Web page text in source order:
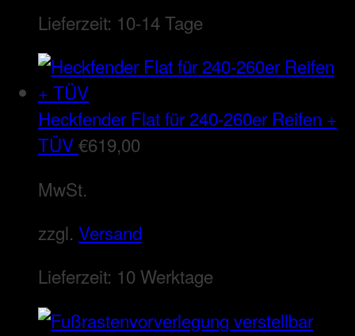
Lieferzeit: 10-14 Tage
Heckfender Flat für 240-260er Reifen +
TÜV€619,00
MwSt.
zzgl. Versand
Lieferzeit: 10 Werktage